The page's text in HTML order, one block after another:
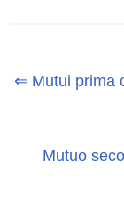
⇐ Mutui prima
Mutuo